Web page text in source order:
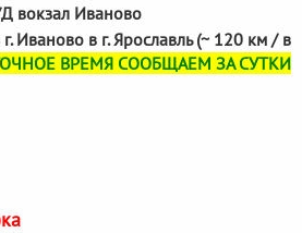
вокзал Иваново
Иваново в г. Ярославль (~ 120 км / в
ВРЕМЯ СООБЩАЕМ ЗА СУТКИ